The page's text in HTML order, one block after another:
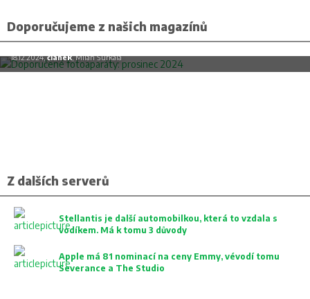
Doporučujeme z našich magazínů
Doporučené fotoaparáty: prosinec 2024
18.12.2024,článek, Milan Šurkala
Z dalších serverů
Stellantis je další automobilkou, která to vzdala s
vodíkem. Má k tomu 3 důvody
Apple má 81 nominací na ceny Emmy, vévodí tomu
Severance a The Studio